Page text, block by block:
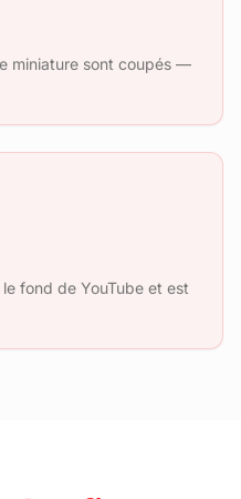
miniature sont coupés —
fond de YouTube et est